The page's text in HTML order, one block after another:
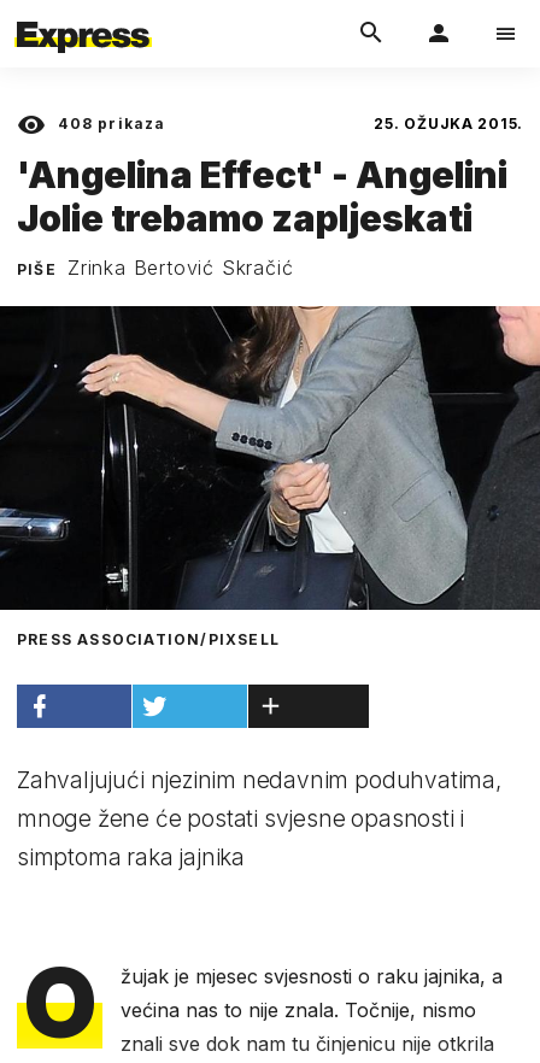
408 prikaza 25. OŽUJKA 2015.
'Angelina Effect' - Angelini
Jolie trebamo zapljeskati
PIŠE Zrinka Bertović Skračić
PRESS ASSOCIATION/PIXSELL
Zahvaljujući njezinim nedavnim poduhvatima,
mnoge žene će postati svjesne opasnosti i
simptoma raka jajnika
O
žujak je mjesec svjesnosti o raku jajnika, a
većina nas to nije znala. Točnije, nismo
znali sve dok nam tu činjenicu nije otkrila